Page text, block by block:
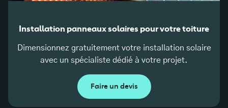
Installation panneaux solaires pour votre toiture
Dimensionnez gratuitement votre installation solaire
avec un spécialiste dédié à votre projet.
Faire un devis